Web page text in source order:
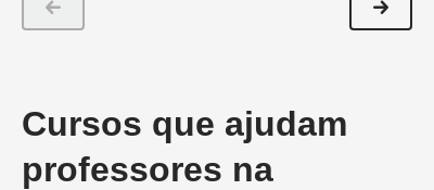
Cursos que ajudam
professores na